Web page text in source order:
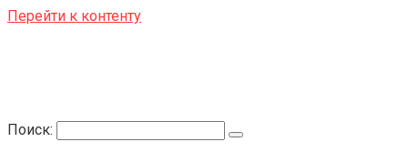
Перейти к контенту
Поиск: